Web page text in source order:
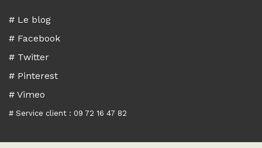
# Le blog
# Facebook
# Twitter
# Pinterest
# Vimeo
# Service client : 09 72 16 47 82